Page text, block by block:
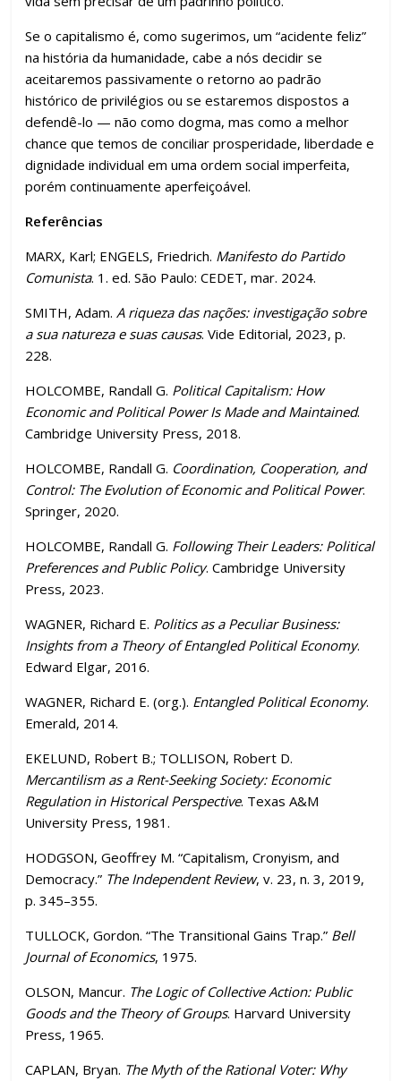
Se o capitalismo é, como sugerimos, um “acidente feliz”
na história da humanidade, cabe a nós decidir se
aceitaremos passivamente o retorno ao padrão
histórico de privilégios ou se estaremos dispostos a
defendê-lo — não como dogma, mas como a melhor
chance que temos de conciliar prosperidade, liberdade e
dignidade individual em uma ordem social imperfeita,
porém continuamente aperfeiçoável.
Referências
MARX, Karl; ENGELS, Friedrich. Manifesto do Partido
Comunista. 1. ed. São Paulo: CEDET, mar. 2024.
SMITH, Adam.A riqueza das nações: investigação sobre
a sua natureza e suas causas. Vide Editorial, 2023, p.
228.
HOLCOMBE, Randall G. Political Capitalism: How
Economic and Political Power Is Made and Maintained.
Cambridge University Press, 2018.
HOLCOMBE, Randall G. Coordination, Cooperation, and
Control: The Evolution of Economic and Political Power.
Springer, 2020.
HOLCOMBE, Randall G. Following Their Leaders: Political
Preferences and Public Policy. Cambridge University
Press, 2023.
WAGNER, Richard E. Politics as a Peculiar Business:
Insights from a Theory of Entangled Political Economy.
Edward Elgar, 2016.
WAGNER, Richard E. (org.). Entangled Political Economy.
Emerald, 2014.
EKELUND, Robert B.; TOLLISON, Robert D.
Mercantilism as a Rent-Seeking Society: Economic
Regulation in Historical Perspective. Texas A&M
University Press, 1981.
HODGSON, Geoffrey M. “Capitalism, Cronyism, and
Democracy.” The Independent Review, v. 23, n. 3, 2019,
p. 345–355.
TULLOCK, Gordon. “The Transitional Gains Trap.” Bell
Journal of Economics, 1975.
OLSON, Mancur. The Logic of Collective Action: Public
Goods and the Theory of Groups. Harvard University
Press, 1965.
CAPLAN, Bryan. The Myth of the Rational Voter: Why